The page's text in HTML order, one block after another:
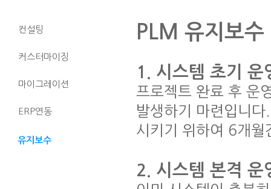
컨설팅
커스터마이징
마이그레이션
ERP연동
유지보수
PLM 유지보
1. 시스템 초기 운
프로젝트 완료 후 운
발생하기 마련입니
시키기 위하여 6개월
2. 시스템 본격 운